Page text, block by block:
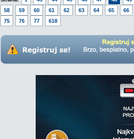
58
59 60 61 62 63 64 65 66
75
76 77 618